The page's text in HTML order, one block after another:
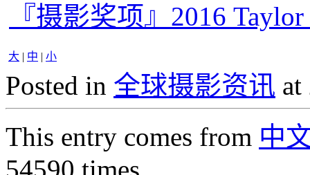
『摄影奖项』2016
大 | 中 | 小
Posted in 全球摄影资讯 at
This entry comes from 中
54590 times.